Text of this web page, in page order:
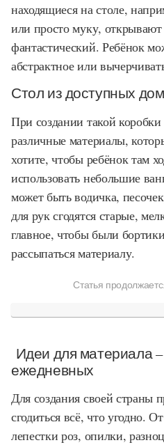
находящиеся на столе,
или просто муку,
фантастический. Ребёнок
абстрактное или
Стол из доступных
При создании такой
различные материалы,
хотите, чтобы ребёнок там
использовать небольшие
может быть водичка,
для рук сгодятся старые,
главное, чтобы были
рассыпаться материалу.
Статья
Идеи для материала
ежедневных
Для создания своей страны
сгодиться всё, что угодно.
лепестки роз, опилки,